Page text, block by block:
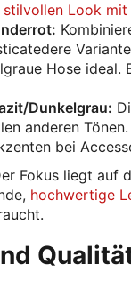
stilvollen Look mit
Hose ideal.
Dunkelgrau:
anderen
bei
Fokus liegt auf
hochwertige